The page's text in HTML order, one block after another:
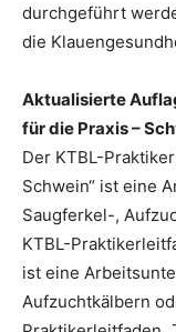
durchgeführt
die
Aktualisierte
für die Praxis –
Der KTBL-
Schwein“ ist eine
Saugferkel-,
KTBL-
ist eine
Aufzuchtkälbern